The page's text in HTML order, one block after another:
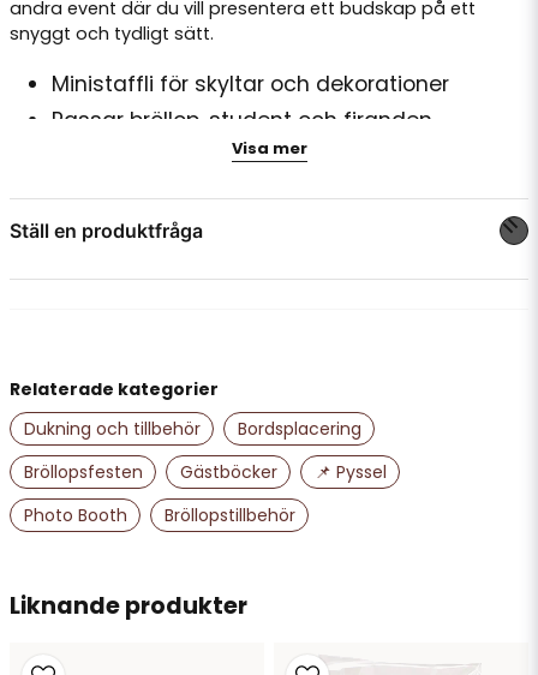
andra event där du vill presentera ett budskap på ett
snyggt och tydligt sätt.
Ministaffli för skyltar och dekorationer
Passar bröllop, student och firanden
Hylldjup 12 mm
Säljs styckvis
Visa mer
Ställ en produktfråga
name
Namn
email
Mejladress
Liknande produkter
Relaterade kategorier
Dukning och tillbehör
Bordsplacering
Bröllopsfesten
Gästböcker
📌 Pyssel
Photo Booth
Bröllopstillbehör